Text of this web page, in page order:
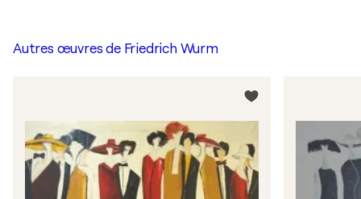
Autres œuvres de Friedrich Wurm